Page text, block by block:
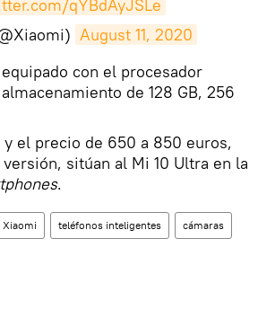
qYBdAyJSLe
August 11, 2020
con el procesador
de 128 GB, 256
el precio de 650 a 850 euros,
sitúan al Mi 10 Ultra en la
.
Xiaomi teléfonos inteligentes cámaras